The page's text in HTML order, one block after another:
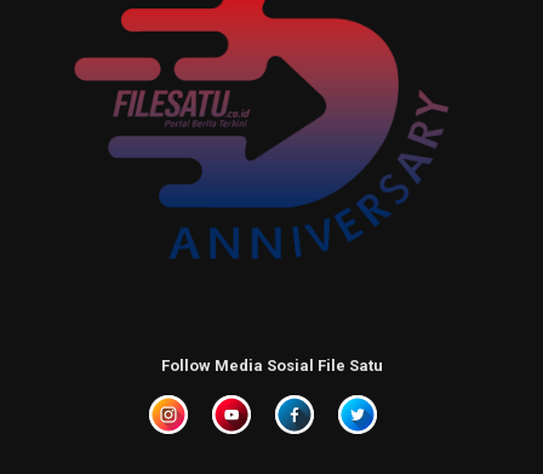
Follow Media Sosial File Satu